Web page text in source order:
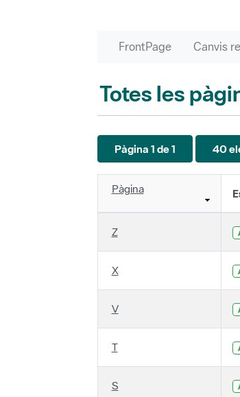
FrontPage Canvis
Totes les
Pàgina 1 de 1 40
Pàgina
Z
X
V
T
S